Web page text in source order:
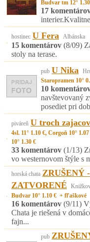
Budvar tm 12°
17
hostinec U Fera Albánska
15 komentárov (8/09)
stoly na terase.
pub U Nika
Staropramen 10°
10
navštevovaný
posediet pri
piváreň U troch zajacov
4sl. 11° 1.10 €, Corgoň 10°
10° 1.30 €
33 komentárov (1/13)
vo westernovom štýle s
horská chata ZRUŠENÝ
ZATVORENÉ
Budvar 10° 1.10 € + fľaškové
16 komentárov (9/11)
Chata je riešená v
fajn...
pub